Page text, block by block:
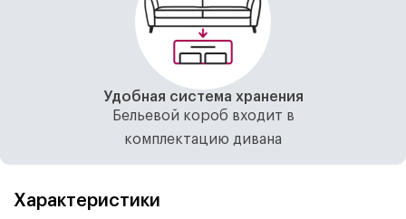
Удобная система хранения
Бельевой короб входит в
комплектацию дивана
Характеристики